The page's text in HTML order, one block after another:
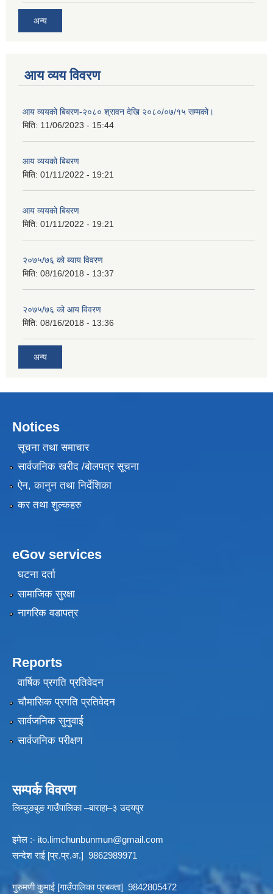
अन्य
आय व्यय विवरण
आय व्ययको बिबरण-२०८० श्रावन देखि २०८०/०७/१५ सम्मको।
मिति: 11/06/2023 - 15:44
आय व्ययको बिबरण
मिति: 01/11/2022 - 19:21
आय व्ययको बिबरण
मिति: 01/11/2022 - 19:21
२०७५/७६ को ब्याय विवरण
मिति: 08/16/2018 - 13:37
२०७५/७६ को आय विवरण
मिति: 08/16/2018 - 13:36
अन्य
Notices
सूचना तथा समाचार
सार्वजनिक खरीद /बोलपत्र सूचना
ऐन, कानुन तथा निर्देशिका
कर तथा शुल्कहरु
eGov services
घटना दर्ता
सामाजिक सुरक्षा
नागरिक वडापत्र
Reports
वार्षिक प्रगति प्रतिवेदन
चौमासिक प्रगति प्रतिवेदन
सार्वजनिक सुनुवाई
सार्वजनिक परीक्षण
सम्पर्क विवरण
लिम्चुङबुङ गाउँपालिका –बाराहा–३ उदयपुर
इमेल :- ito.limchunbunmun@gmail.com
सन्देश राई [प्र.प्र.अ.] 9862989971
गुरुमणी कुमाई [गाउँपालिका प्रबक्ता] 9842805472